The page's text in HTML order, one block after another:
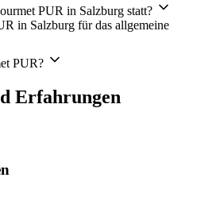
PUR in Salzburg statt?
in Salzburg für das allgemeine
PUR?
Erfahrungen